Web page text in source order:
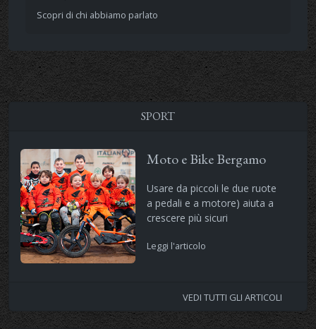
Scopri di chi abbiamo parlato
SPORT
Moto e Bike Bergamo
Usare da piccoli le due ruote
a pedali e a motore) aiuta a
crescere più sicuri
Leggi l'articolo
VEDI TUTTI GLI ARTICOLI